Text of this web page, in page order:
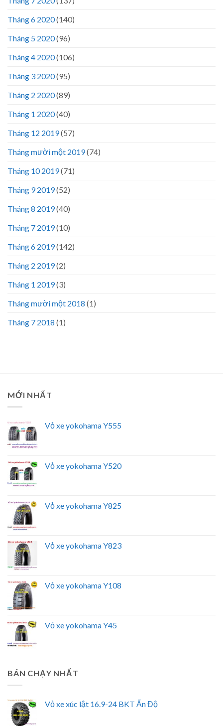
Tháng 6 2020(140)
Tháng 5 2020(96)
Tháng 4 2020(106)
Tháng 3 2020(95)
Tháng 2 2020(89)
Tháng 1 2020(40)
Tháng 12 2019(57)
Tháng mười một 2019(74)
Tháng 10 2019(71)
Tháng 9 2019(52)
Tháng 8 2019(40)
Tháng 7 2019(10)
Tháng 6 2019(142)
Tháng 2 2019(2)
Tháng 1 2019(3)
Tháng mười một 2018 (1)
Tháng 7 2018 (1)
MỚI NHẤT
Vỏ xe yokohama Y555
Vỏ xe yokohama Y520
Vỏ xe yokohama Y825
Vỏ xe yokohama Y823
Vỏ xe yokohama Y108
Vỏ xe yokohama Y45
BÁN CHẠY NHẤT
Vỏ xe xúc lật 16.9-24 BKT Ấn Độ